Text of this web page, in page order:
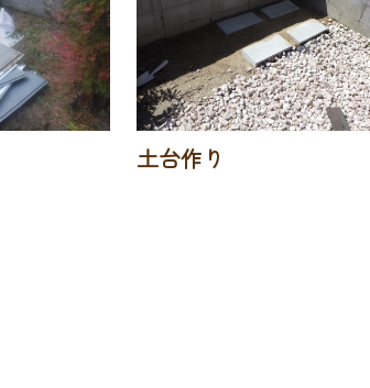
土台作り